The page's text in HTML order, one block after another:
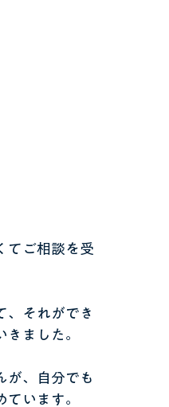
てご相談を受
、それができ
ました。
が、自分でも
います。